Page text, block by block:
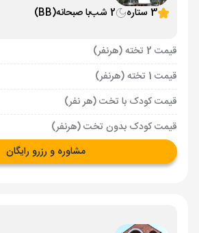
3 ستاره
2 شب با صبحانه(BB)
قیمت 2 تخته (هرنفر)
قیمت 1 تخته (هرنفر)
قیمت کودک با تخت (هر نفر)
قیمت کودک بدون تخت (هرنفر)
مشاوره و رزرو رایگان